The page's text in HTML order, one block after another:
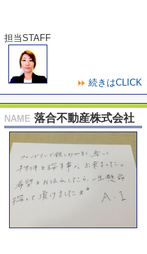
担当STAFF
続きはCLICK
NAME 落合不動産株式会社